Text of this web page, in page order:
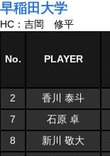
早稲田大学
HC：吉岡 修平
No. PLAYER
2 香川 泰斗
7
石原 卓
8
新川 敬大